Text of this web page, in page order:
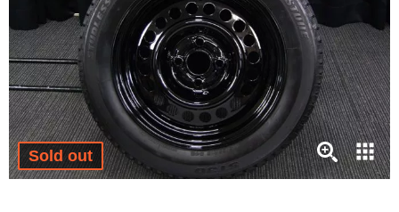
17インチ：冬タイヤホイール
18インチ：冬タイヤホイール
19インチ：冬タイヤホイール
20インチ：冬タイヤホイール
Sold out